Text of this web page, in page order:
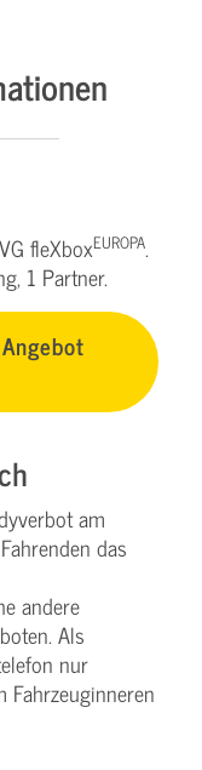
fleXboxEUROPA.
1 Partner.
am
das
andere
Als
nur